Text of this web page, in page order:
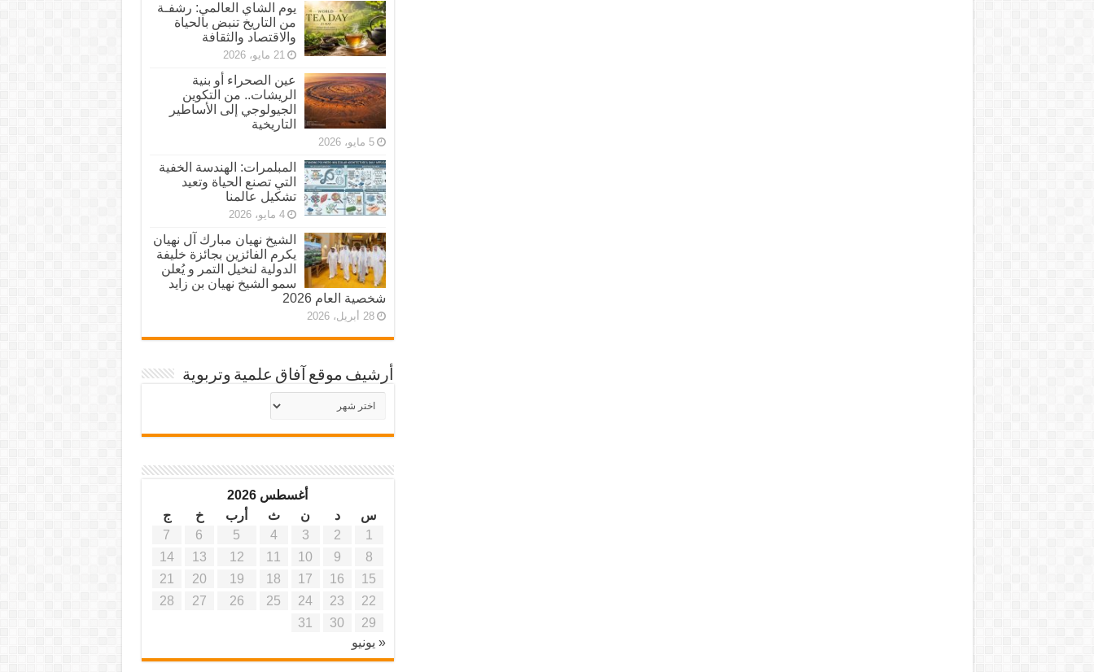
يوم الشاي العالمي: رشفـة
من التاريخ تنبض بالحياة
والاقتصاد والثقافة
21 مايو، 2026
عين الصحراء أو بنية
الريشات.. من التكوين
الجيولوجي إلى الأساطير
التاريخية
5 مايو، 2026
المبلمرات: الهندسة الخفية
التي تصنع الحياة وتعيد
تشكيل عالمنا
4 مايو، 2026
الشيخ نهيان مبارك آل نهيان
يكرم الفائزين بجائزة خليفة
الدولية لنخيل التمر و يُعلن
سمو الشيخ نهيان بن زايد
شخصية العام 2026
28 أبريل، 2026
أرشيف موقع آفاق علمية وتربوية
أرشيف
موقع
أغسطس 2026
س
د ن ث أرب خ
ج
1
2
3
4
5
6
7
8
9
10
11
12
13
14
15
16
17
18
19
20
21
22
23
24
25
26
27
28
29
30
31
« يونيو